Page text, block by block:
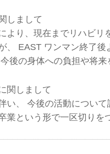
しまして
より、現在までリハビ
、 EAST ワンマン終了
後の身体への負担や将
関しまして
い、 今後の活動につい
業という形で一区切りを